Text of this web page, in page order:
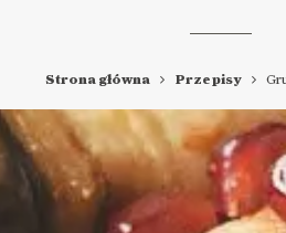
Strona główna Przepisy